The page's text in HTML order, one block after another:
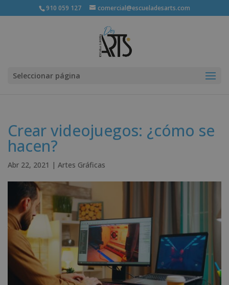
910 059 127 comercial@escueladesarts.com
Seleccionar página
Crear videojuegos: ¿cómo se
hacen?
Abr 22, 2021 | Artes Gráficas